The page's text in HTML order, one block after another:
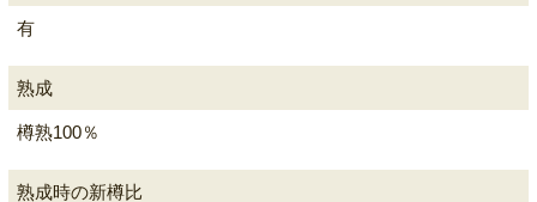
有
熟成
樽熟100％
熟成時の新樽比